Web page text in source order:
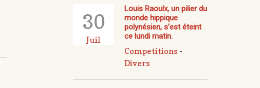
30
Juil
Louis Raoulx, un pilier du
monde hippique
polynésien, s’est éteint
ce lundi matin.
Competitions -
Divers